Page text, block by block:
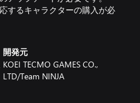
するキャラクターの購入が必
開発元
KOEI TECMO GAMES CO.,
LTD/Team NINJA